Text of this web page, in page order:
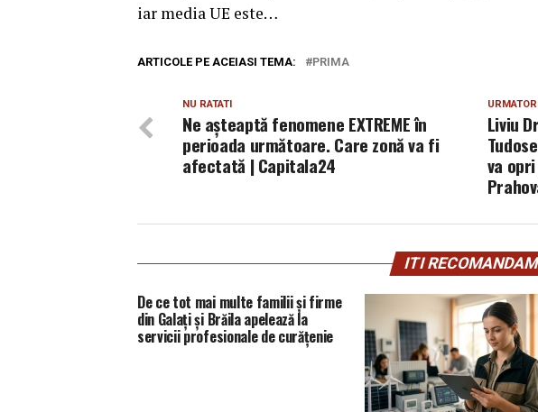
iar media UE este…
ARTICOLE PE ACEIASI TEMA: PRIMA
Liviu
va
NU RATATI
Ne așteaptă fenomene EXTREME în
perioada următoare. Care zonă va fi
afectată | Capitala24
ITI
De ce tot mai multe familii și firme
din Galați și Brăila apelează la
servicii profesionale de curățenie